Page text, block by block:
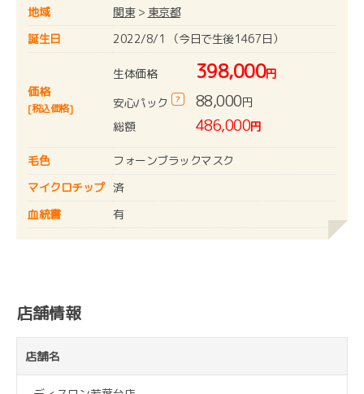
地域
関東> 東京都
誕生日
2022/8/1 （今日で生後1467日）
価格
[税込価格]
生体価格 398,000円
安心パック
? 88,000円
総額
486,000円
毛色
フォーンブラックマスク
マイクロチップ 済
血統書
有
店舗情報
店舗名